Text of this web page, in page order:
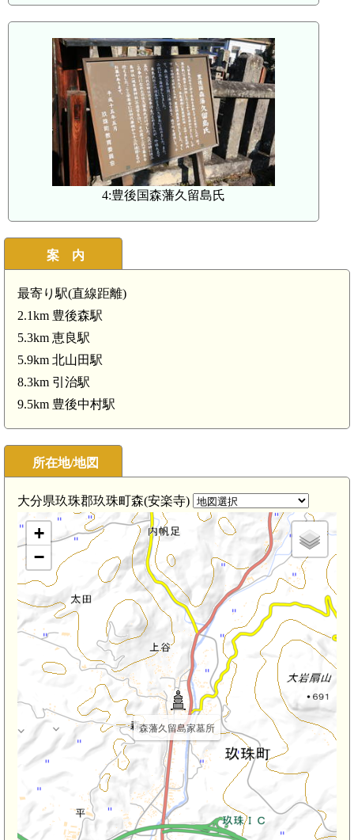
4:豊後国森藩久留島氏
案 内
最寄り駅(直線距離)
2.1km 豊後森駅
5.3km 恵良駅
5.9km 北山田駅
8.3km 引治駅
9.5km 豊後中村駅
所在地/地図
大分県玖珠郡玖珠町森(安楽寺)
森藩久留島家墓所
+
−